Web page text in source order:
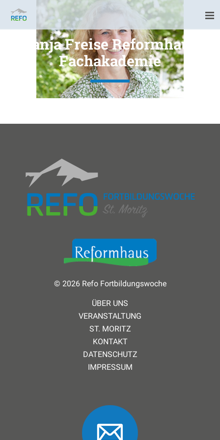
Tanja Freise Reformhaus
Fachakademie
© 2026 Refo Fortbildungswoche
ÜBER UNS
VERANSTALTUNG
ST. MORITZ
KONTAKT
DATENSCHUTZ
IMPRESSUM